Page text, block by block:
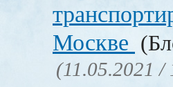
Москве
(11.05.2021 /